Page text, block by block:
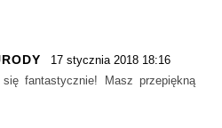
17 stycznia 2018 18:16
fantastycznie! Masz przepiękną